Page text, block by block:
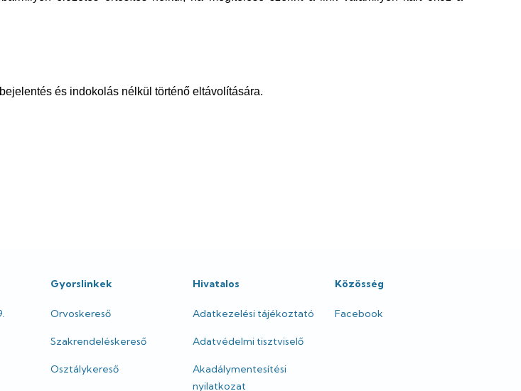
és indokolás nélkül történő eltávolítására.
Gyorslinkek
Orvoskereső
Szakrendeléskereső
Osztálykereső
Hivatalos
Adatkezelési tájékoztató
Adatvédelmi tisztviselő
Akadálymentesítési
nyilatkozat
Közösség
Facebook